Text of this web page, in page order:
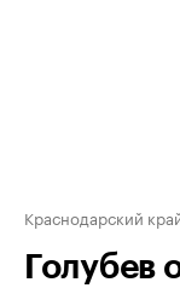
Краснодарский
Голубев